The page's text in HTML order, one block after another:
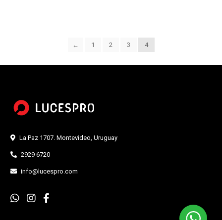
← 1 2 3 4
La Paz 1707. Montevideo, Uruguay
2929 6720
info@lucespro.com